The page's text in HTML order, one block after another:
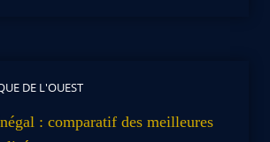
DE L'OUEST
: comparatif des meilleures